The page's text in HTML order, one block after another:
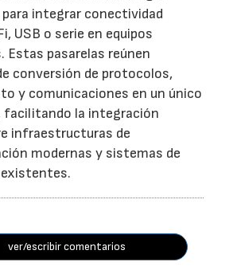
integrar conectividad
USB o serie en equipos
Estas pasarelas reúnen
conversión de protocolos,
y comunicaciones en un único
facilitando la integración
infraestructuras de
modernas y sistemas de
ver/escribir comentarios